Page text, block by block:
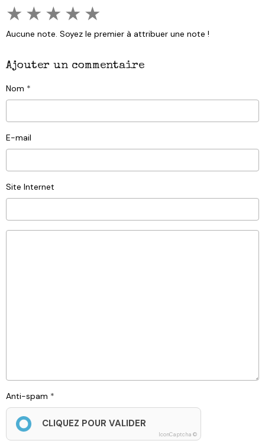
★ ★ ★ ★ ★
Aucune note. Soyez le premier à attribuer une note !
Ajouter un commentaire
Nom
E-mail
Site Internet
Anti-spam
CLIQUEZ POUR VALIDER
IconCaptcha ©